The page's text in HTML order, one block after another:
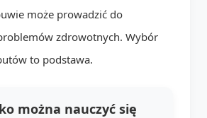
może prowadzić do
zdrowotnych. Wybór
to podstawa.
można nauczyć się